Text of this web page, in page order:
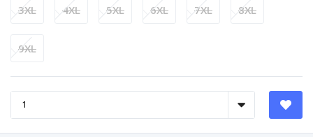
3XL 4XL 5XL 6XL 7XL 8XL
9XL